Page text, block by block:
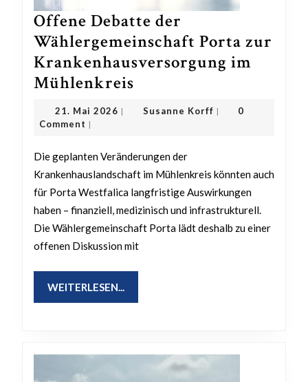
Offene Debatte der
Wählergemeinschaft Porta zur
Krankenhausversorgung im
Mühlenkreis
Debatte
Porta
zur
im
Mühlenkreis
21. Mai 2026 21.
| Susanne KorffSusanne
|
0
Comment |
Die geplanten Veränderungen der
Krankenhauslandschaft im Mühlenkreis könnten auch
für Porta Westfalica langfristige Auswirkungen
haben – finanziell, medizinisch und infrastrukturell.
Die Wählergemeinschaft Porta lädt deshalb zu einer
offenen Diskussion mit
WEITERLESEN...